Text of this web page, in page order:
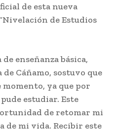
de esta nueva
de Estudios
enseñanza básica,
de Cáñamo, sostuvo que
momento, ya que por
estudiar. Este
de retomar mi
de mi vida. Recibir este